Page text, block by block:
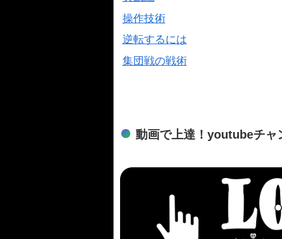
操作技術
逆転するには
集団戦の戦術
動画で上達！youtubeチャ